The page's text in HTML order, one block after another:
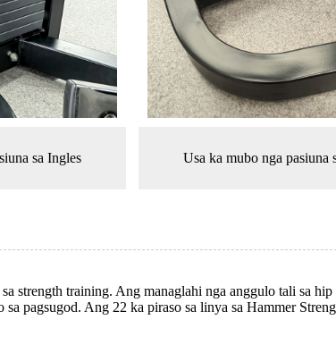
sa Ingles Usa ka mubo nga pasiuna
strength training. Ang managlahi nga anggulo tali sa
pagsugod. Ang 22 ka piraso sa linya sa Hammer